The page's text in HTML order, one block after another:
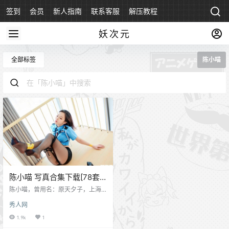
签到 会员 新人指南 联系客服 解压教程
妖次元
全部标签 陈小喵
陈小喵 写真合集下载[78套
已完结]
陈小喵，曾用名：原天夕子，上海9
品以黑丝为多，质量很高。 微博：
陈小喵Meow 陈小喵 写真合集全套
秀人网
1.9k 1